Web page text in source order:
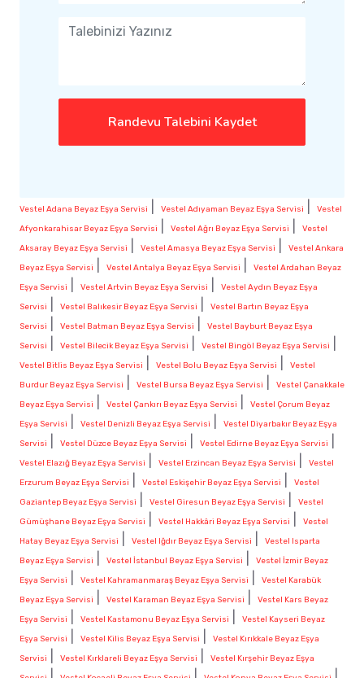
Randevu Talebini Kaydet
Vestel Adana Beyaz Eşya Servisi Vestel Adıyaman Beyaz Eşya Servisi
Vestel
Afyonkarahisar Beyaz Eşya Servisi
Vestel Ağrı Beyaz Eşya Servisi
Vestel
Aksaray Beyaz Eşya Servisi
Vestel Amasya Beyaz Eşya Servisi
Vestel Ankara
Beyaz Eşya Servisi
Vestel Antalya Beyaz Eşya Servisi
Vestel Ardahan Beyaz
Eşya Servisi
Vestel Artvin Beyaz Eşya Servisi
Vestel Aydın Beyaz Eşya
Servisi
Vestel Balıkesir Beyaz Eşya Servisi
Vestel Bartın Beyaz Eşya
Servisi
Vestel Batman Beyaz Eşya Servisi
Vestel Bayburt Beyaz Eşya
Servisi
Vestel Bilecik Beyaz Eşya Servisi Vestel Bingöl Beyaz Eşya Servisi
Vestel Bitlis Beyaz Eşya Servisi Vestel Bolu Beyaz Eşya Servisi
Vestel
Burdur Beyaz Eşya Servisi
Vestel Bursa Beyaz Eşya Servisi
Vestel Çanakkale
Beyaz Eşya Servisi
Vestel Çankırı Beyaz Eşya Servisi
Vestel Çorum Beyaz
Eşya Servisi
Vestel Denizli Beyaz Eşya Servisi
Vestel Diyarbakır Beyaz Eşya
Servisi
Vestel Düzce Beyaz Eşya Servisi Vestel Edirne Beyaz Eşya Servisi
Vestel Elazığ Beyaz Eşya Servisi Vestel Erzincan Beyaz Eşya Servisi
Vestel
Erzurum Beyaz Eşya Servisi
Vestel Eskişehir Beyaz Eşya Servisi
Vestel
Gaziantep Beyaz Eşya Servisi
Vestel Giresun Beyaz Eşya Servisi
Vestel
Gümüşhane Beyaz Eşya Servisi
Vestel Hakkâri Beyaz Eşya Servisi
Vestel
Hatay Beyaz Eşya Servisi
Vestel Iğdır Beyaz Eşya Servisi
Vestel Isparta
Beyaz Eşya Servisi
Vestel İstanbul Beyaz Eşya Servisi
Vestel İzmir Beyaz
Eşya Servisi
Vestel Kahramanmaraş Beyaz Eşya Servisi
Vestel Karabük
Beyaz Eşya Servisi
Vestel Karaman Beyaz Eşya Servisi
Vestel Kars Beyaz
Eşya Servisi
Vestel Kastamonu Beyaz Eşya Servisi
Vestel Kayseri Beyaz
Eşya Servisi
Vestel Kilis Beyaz Eşya Servisi
Vestel Kırıkkale Beyaz Eşya
Servisi
Vestel Kırklareli Beyaz Eşya Servisi
Vestel Kırşehir Beyaz Eşya